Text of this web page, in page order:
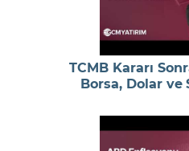
TCMB Kararı
Borsa, Dolar ve